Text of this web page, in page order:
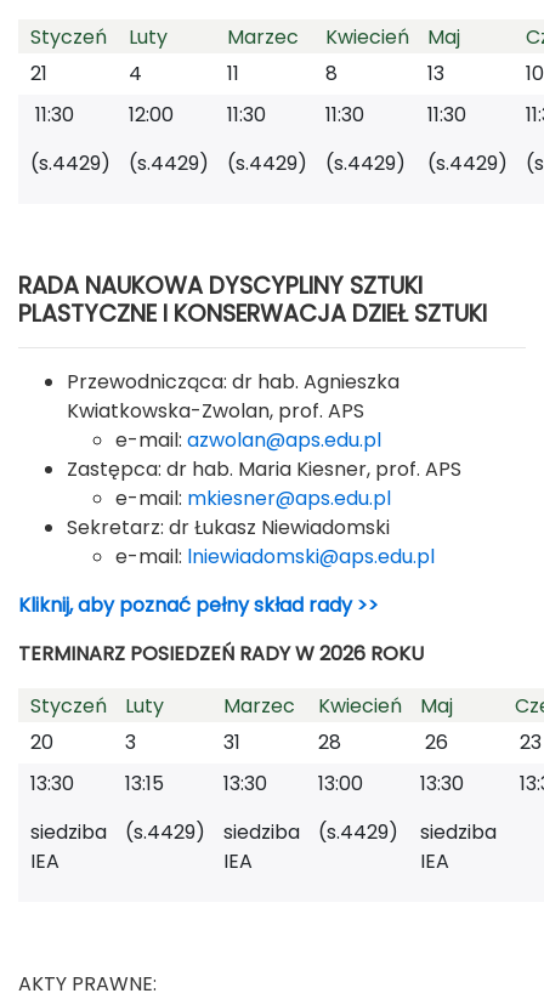
Styczeń
Luty Marzec Kwiecień Maj
21
4 11 8 13
10
11:30
(s.4429)
12:00
(s.4429)
11:30
(s.4429)
11:30
(s.4429)
11:30
(s.4429)
RADA NAUKOWA DYSCYPLINY SZTUKI
PLASTYCZNE I KONSERWACJA DZIEŁ SZTUKI
Przewodnicząca: dr hab. Agnieszka
Kwiatkowska-Zwolan, prof. APS
e-mail: azwolan@aps.edu.pl
Zastępca: dr hab. Maria Kiesner, prof. APS
e-mail: mkiesner@aps.edu.pl
Sekretarz: dr Łukasz Niewiadomski
e-mail: lniewiadomski@aps.edu.pl
Kliknij, aby poznać pełny skład rady >>
TERMINARZ POSIEDZEŃ RADYW 2026 ROKU
Styczeń
Luty Marzec Kwiecień Maj
20
3 31 28 26
23
13:30
siedziba
IEA
13:15
(s.4429)
13:30
siedziba
IEA
13:00
(s.4429)
13:30
siedziba
IEA
AKTY PRAWNE: